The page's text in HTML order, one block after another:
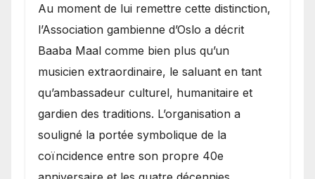
​Au moment de lui remettre cette distinction,
l’Association gambienne d’Oslo a décrit
Baaba Maal comme bien plus qu’un
musicien extraordinaire, le saluant en tant
qu’ambassadeur culturel, humanitaire et
gardien des traditions. L’organisation a
souligné la portée symbolique de la
coïncidence entre son propre 40e